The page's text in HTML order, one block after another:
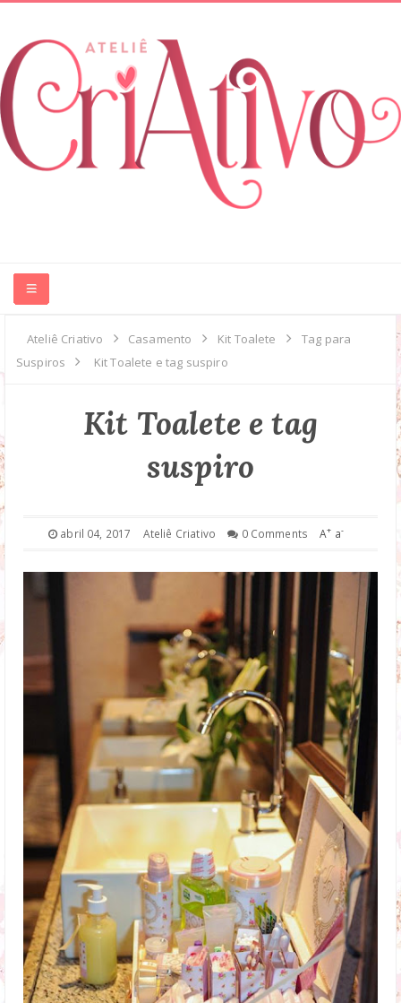
HOME
DROP DOWN
FASHION
DOWNLOAD
Ateliê Criativo Casamento Kit Toalete
Tag para
Suspiros
Kit Toalete e tag suspiro
Kit Toalete e tag
suspiro
abril 04, 2017 Ateliê Criativo 0 Comments A+ a-